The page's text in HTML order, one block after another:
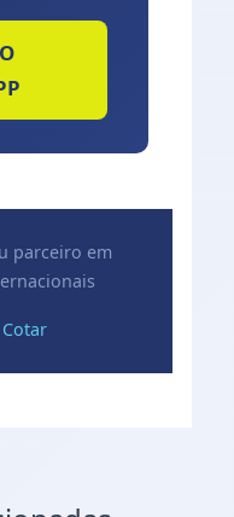
parceiro em
Cotar